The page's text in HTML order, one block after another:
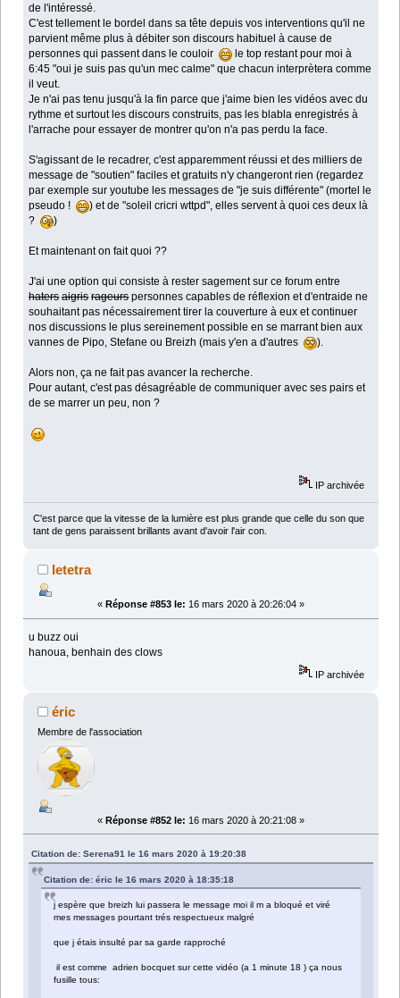
de l'intéressé.
C'est tellement le bordel dans sa tête depuis vos interventions qu'il ne
parvient même plus à débiter son discours habituel à cause de
personnes qui passent dans le couloir
le top restant pour moi à
6:45 "oui je suis pas qu'un mec calme" que chacun interprètera comme
il veut.
Je n'ai pas tenu jusqu'à la fin parce que j'aime bien les vidéos avec du
rythme et surtout les discours construits, pas les blabla enregistrés à
l'arrache pour essayer de montrer qu'on n'a pas perdu la face.
S'agissant de le recadrer, c'est apparemment réussi et des milliers de
message de "soutien" faciles et gratuits n'y changeront rien (regardez
par exemple sur youtube les messages de "je suis différente" (mortel le
pseudo !
) et de "soleil cricri wttpd", elles servent à quoi ces deux là
?
)
Et maintenant on fait quoi ??
J'ai une option qui consiste à rester sagement sur ce forum entre
haters aigris rageurspersonnes capables de réflexion et d'entraide ne
souhaitant pas nécessairement tirer la couverture à eux et continuer
nos discussions le plus sereinement possible en se marrant bien aux
vannes de Pipo, Stefane ou Breizh (mais y'en a d'autres
).
Alors non, ça ne fait pas avancer la recherche.
Pour autant, c'est pas désagréable de communiquer avec ses pairs et
de se marrer un peu, non ?
IP archivée
C'est parce que la vitesse de la lumière est plus grande que celle du son que
tant de gens paraissent brillants avant d'avoir l'air con.
letetra
« Réponse #853 le: 16 mars 2020 à 20:26:04 »
u buzz oui
hanoua, benhain des clows
IP archivée
éric
Membre de l'association
« Réponse #852 le: 16 mars 2020 à 20:21:08 »
Citation de: Serena91 le 16 mars 2020 à 19:20:38
Citation de: éric le 16 mars 2020 à 18:35:18
j espère que breizh lui passera le message moi il m a bloqué et viré
mes messages pourtant trés respectueux malgré
que j étais insulté par sa garde rapproché
il est comme adrien bocquet sur cette vidéo (a 1 minute 18 ) ça nous
fusille tous: